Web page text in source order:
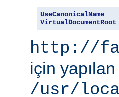
UseCanonicalName
VirtualDocumentRoot
http://
için
/usr/